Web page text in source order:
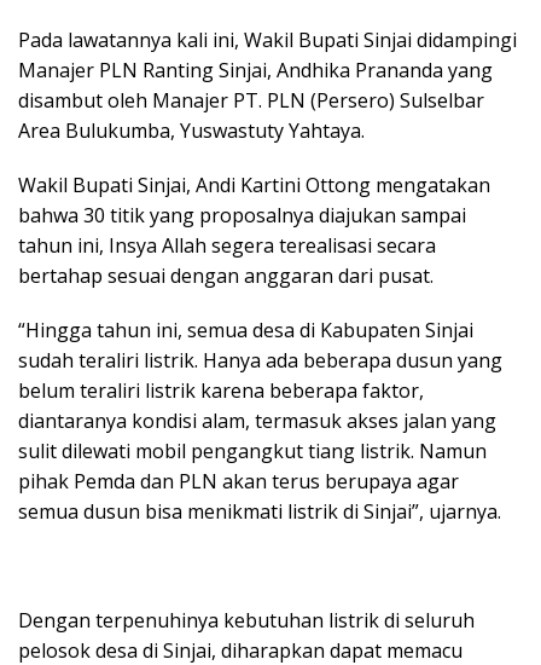
Pada lawatannya kali ini, Wakil Bupati Sinjai didampingi
Manajer PLN Ranting Sinjai, Andhika Prananda yang
disambut oleh Manajer PT. PLN (Persero) Sulselbar
Area Bulukumba, Yuswastuty Yahtaya.
Wakil Bupati Sinjai, Andi Kartini Ottong mengatakan
bahwa 30 titik yang proposalnya diajukan sampai
tahun ini, Insya Allah segera terealisasi secara
bertahap sesuai dengan anggaran dari pusat.
“Hingga tahun ini, semua desa di Kabupaten Sinjai
sudah teraliri listrik. Hanya ada beberapa dusun yang
belum teraliri listrik karena beberapa faktor,
diantaranya kondisi alam, termasuk akses jalan yang
sulit dilewati mobil pengangkut tiang listrik. Namun
pihak Pemda dan PLN akan terus berupaya agar
semua dusun bisa menikmati listrik di Sinjai”, ujarnya.
Dengan terpenuhinya kebutuhan listrik di seluruh
pelosok desa di Sinjai, diharapkan dapat memacu